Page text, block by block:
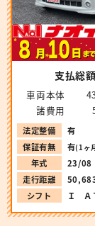
支払総
車両本体
諸費用
法定整備
有
保証有無
有(1ヶ
年式
23/08
走行距離
シフト
Ｉ Ａ